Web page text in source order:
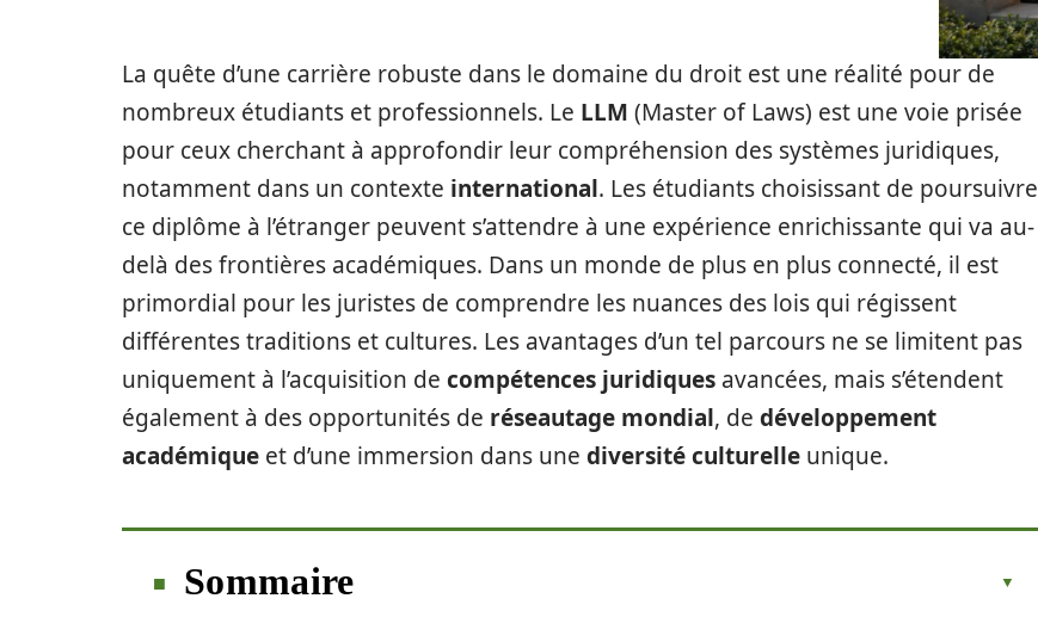
La quête d’une carrière robuste dans le domaine du droit est une réalité pour de
nombreux étudiants et professionnels. Le LLM (Master of Laws) est une voie prisée
pour ceux cherchant à approfondir leur compréhension des systèmes juridiques,
notamment dans un contexte international. Les étudiants choisissant de poursuivre
ce diplôme à l’étranger peuvent s’attendre à une expérience enrichissante qui va au-
delà des frontières académiques. Dans un monde de plus en plus connecté, il est
primordial pour les juristes de comprendre les nuances des lois qui régissent
différentes traditions et cultures. Les avantages d’un tel parcours ne se limitent pas
uniquement à l’acquisition de compétences juridiques avancées, mais s’étendent
également à des opportunités de réseautage mondial, de développement
académique et d’une immersion dans une diversité culturelle unique.
Sommaire